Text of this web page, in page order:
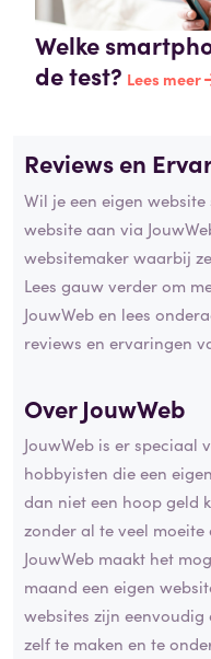
Welke
de test? Lees meer
Reviews en
Wil je een eigen
website aan via
websitemaker waarbij
Lees gauw verder om
JouwWeb en lees
reviews en ervaringen
Over JouwWeb
JouwWeb is er speciaal
hobbyisten die een
dan niet een hoop geld
zonder al te veel moeite
JouwWeb maakt het
maand een eigen
websites zijn
zelf te maken en te